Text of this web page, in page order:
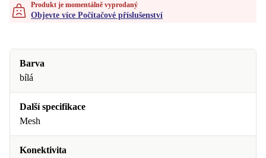
Produkt je momentálně vyprodaný
Objevte více Počítačové příslušenství
Barva
bílá
Další specifikace
Mesh
Konektivita